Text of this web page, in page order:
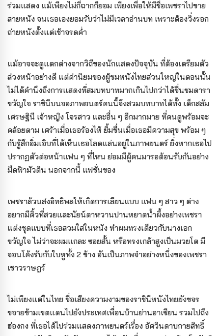
ร่วมแสดง แม้เพียงไม่กี่ฉากก็ยอม เพียงเพื่อให้มีชื่อเพชราไปขาย
สายหนัง จนเธอเองยอมรับว่าไม่มีเวลาอ่านบท เพราะต้องวิ่งรอก
ถ่ายหนังตั้งแต่เช้าจรดค่ำ
แม้อาจจะดูแตกต่างจากวิถีของนักแสดงปัจจุบัน ที่ต้องเตรียมตัว
ล่วงหน้าอย่างดี แต่ค่านิยมของผู้ชมหนังไทยส่วนใหญ่ในตอนนั้น
ไม่ได้คำนึงถึงการแสดงที่สมบทบาทมากเกินไปกว่าได้ชื่นชมดารา
ขวัญใจ ราชินีบนจอภาพยนตร์คนนี้จึงสวมบทบาทได้ทั้ง เด็กสลัม
เศรษฐินี เจ้าหญิง โจรสาว และอื่น ๆ อีกมากมาย ที่คนดูพร้อมจะ
คล้อยตาม เศร้าเมื่อเธอร้องไห้ ยิ้มชื่นเมื่อเธอมีความสุข พร้อม ๆ
กับรู้สึกอิ่มเอิบที่ได้เห็นเธอโลดแล่นอยู่ในภาพยนตร์ ยิ่งหากเธอไป
ปรากฏตัวต่อหน้าแฟน ๆ ที่ไหน ย่อมมีผู้คนมารอต้อนรับกันอย่าง
มืดฟ้ามัวดิน นอกจากนี้ แฟชั่นของ
เพชราล้วนส่งอิทธิพลให้เกิดการเลียนแบบ แฟน ๆ สาว ๆ ต่าง
อยากมีคิ้วที่สวยและนัยน์ตาหวานปานหยาดน้ำผึ้งอย่างเพชรา
แต่งชุดแบบที่เธอสวมใส่ในหนัง ทำผมทรงเดียวกับนางเอก
ขวัญใจ ไม่ว่าจะผมแกละ ซอยสั้น หรือทรงเกล้าสูงเป็นมวยโต มี
จอนโค้งรับกับใบหูทั้ง 2 ข้าง อันเป็นภาพจำอย่างหนึ่งของเพชรา
เชาวราษฎร์
ไม่เพียงแต่ในไทย ชื่อเสียงความงามของราชินีหนังไทยยังขจร
ขจายข้ามเขตแดนไปยังประเทศเพื่อนบ้านย่านอาเซียน รวมไปถึง
ฮ่องกง ที่เธอได้ไปร่วมแสดงภาพยนตร์เรื่อง อัศวินดาบกายสิทธิ์